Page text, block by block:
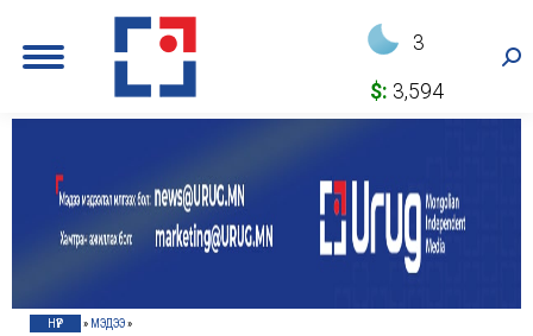
3
$: 3,594
НҮҮР » МЭДЭЭ»